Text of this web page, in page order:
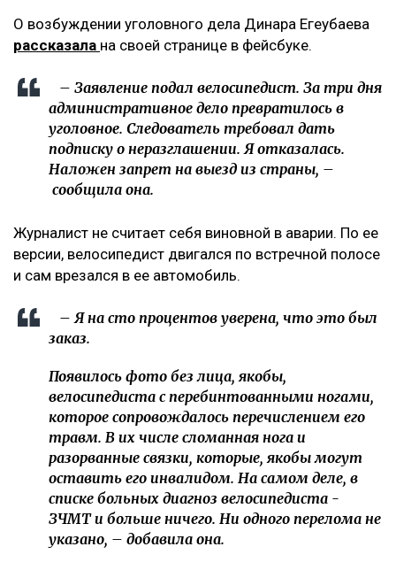
О возбуждении уголовного дела Динара Егеубаева
рассказала на своей странице в фейсбуке.
– Заявление подал велосипедист. За три дня
административное дело превратилось в
уголовное. Следователь требовал дать
подписку о неразглашении. Я отказалась.
Наложен запрет на выезд из страны, –
сообщила она.
Журналист не считает себя виновной в аварии. По ее
версии, велосипедист двигался по встречной полосе
и сам врезался в ее автомобиль.
– Я на сто процентов уверена, что это был
заказ.
Появилось фото без лица, якобы,
велосипедиста с перебинтованными ногами,
которое сопровождалось перечислением его
травм. В их числе сломанная нога и
разорванные связки, которые, якобы могут
оставить его инвалидом. На самом деле, в
списке больных диагноз велосипедиста -
ЗЧМТ и больше ничего. Ни одного перелома не
указано, – добавила она.